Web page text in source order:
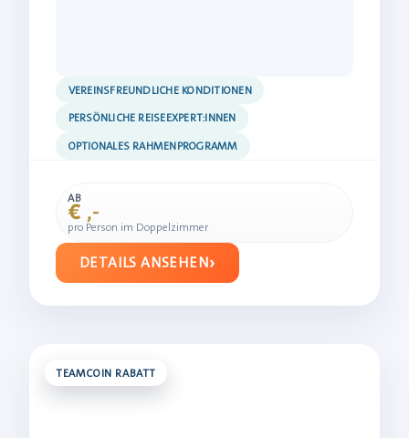
VEREINSFREUNDLICHE KONDITIONEN
PERSÖNLICHE REISEEXPERT:INNEN
OPTIONALES RAHMENPROGRAMM
AB
€ ,-
pro Person im Doppelzimmer
DETAILS ANSEHEN
TEAMCOIN RABATT